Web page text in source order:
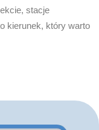
stacje
kierunek, który warto